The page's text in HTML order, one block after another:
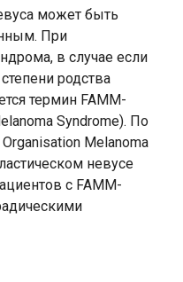
может быть
При
в случае если
родства
термин FAMM-
Syndrome). По
Melanoma
невусе
с FAMM-